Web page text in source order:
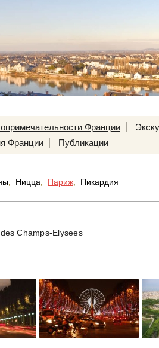
Франции
Франции
Публикации
Ницца Париж Пикардия
Champs-Elysees